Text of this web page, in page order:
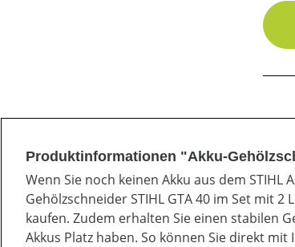
Produktinformationen "Akku-
Wenn Sie noch keinen Akku aus dem
Gehölzschneider STIHL GTA 40 im Set mit 2
kaufen. Zudem erhalten Sie einen stabilen
Akkus Platz haben. So können Sie direkt